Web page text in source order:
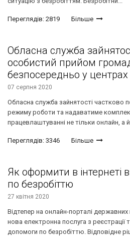
Переглядів: 2819 Більше
Обласна служба
особистий прийом
безпосередньо у центрах
07 серпня 2020
Обласна служба зайнятості частково
режиму роботи та надаватиме
працевлаштуванні не тільки онлайн, а й
Переглядів: 3346 Більше
Як оформити в інтернеті
по безробіттю
27 квітня 2020
Відтепер на онлайн-порталі державних
нова електронна послуга з
допомоги по безробіттю. Відповідне